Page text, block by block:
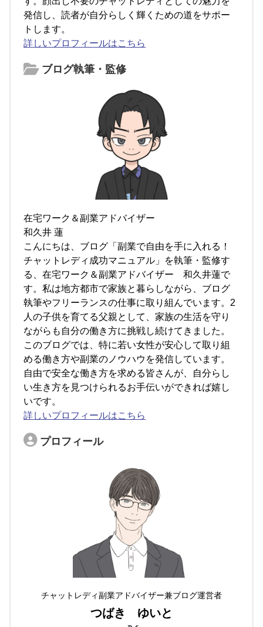
発信し、読者が自分らしく輝くための道をサポー
トします。
詳しいプロフィールはこちら
ブログ執筆・監修
在宅ワーク＆副業アドバイザー
和久井 蓮
こんにちは、ブログ「副業で自由を手に入れる！
チャットレディ成功マニュアル」を執筆・監修す
る、在宅ワーク＆副業アドバイザー 和久井蓮で
す。私は地方都市で家族と暮らしながら、ブログ
執筆やフリーランスの仕事に取り組んでいます。2
人の子供を育てる父親として、家族の生活を守り
ながらも自分の働き方に挑戦し続けてきました。
このブログでは、特に若い女性が安心して取り組
める働き方や副業のノウハウを発信しています。
自由で安全な働き方を求める皆さんが、自分らし
い生き方を見つけられるお手伝いができれば嬉し
いです。
詳しいプロフィールはこちら
プロフィール
チャットレディ副業アドバイザー兼ブログ運営者
つばき ゆいと